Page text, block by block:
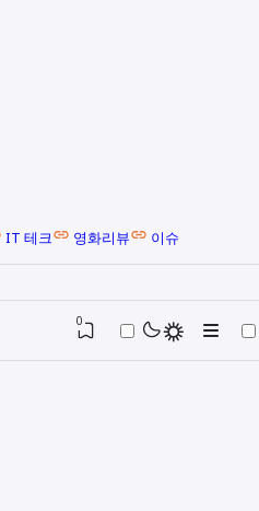
IT 테크 영화리뷰 이슈
0